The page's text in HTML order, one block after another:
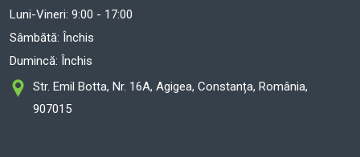
Luni-Vineri: 9:00 - 17:00
Sâmbătă: Închis
Dumincă: Închis
Str. Emil Botta, Nr. 16A, Agigea, Constanța, România,
907015